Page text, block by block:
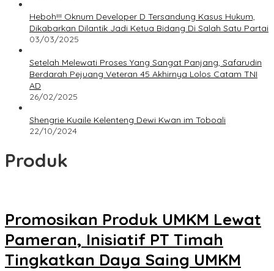
Heboh!!! Oknum Developer D Tersandung Kasus Hukum,
Dikabarkan Dilantik Jadi Ketua Bidang Di Salah Satu Partai
03/03/2025
Setelah Melewati Proses Yang Sangat Panjang, Safarudin
Berdarah Pejuang Veteran 45 Akhirnya Lolos Catam TNI
AD
26/02/2025
Shengrie Kuaile Kelenteng Dewi Kwan im Toboali
22/10/2024
Produk
Promosikan Produk UMKM Lewat
Pameran, Inisiatif PT Timah
Tingkatkan Daya Saing UMKM